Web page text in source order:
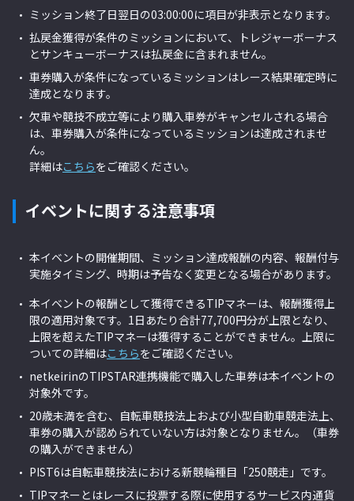
ミッション終了日翌日の03:00:00に項目が非表示となります。
払戻金獲得が条件のミッションにおいて、トレジャーボーナス
とサンキューボーナスは払戻金に含まれません。
車券購入が条件になっているミッションはレース結果確定時に
達成となります。
欠車や競技不成立等により購入車券がキャンセルされる場合
は、車券購入が条件になっているミッションは達成されませ
ん。
詳細はこちらをご確認ください。
イベントに関する注意事項
本イベントの開催期間、ミッション達成報酬の内容、報酬付与
実施タイミング、時期は予告なく変更となる場合があります。
本イベントの報酬として獲得できるTIPマネーは、報酬獲得上
限の適用対象です。1日あたり合計77,700円分が上限となり、
上限を超えたTIPマネーは獲得することができません。上限に
ついての詳細はこちらをご確認ください。
netkeirinのTIPSTAR連携機能で購入した車券は本イベントの
対象外です。
20歳未満を含む、自転車競技法上および小型自動車競走法上、
車券の購入が認められていない方は対象となりません。（車券
の購入ができません）
PIST6は自転車競技法における新競輪種目「250競走」です。
TIPマネーとはレースに投票する際に使用するサービス内通貨